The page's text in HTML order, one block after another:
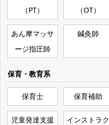
（PT）
（OT）
あん摩マッサ
ージ指圧師
鍼灸師
保育・教育系
保育士 保育補助
児童発達支援 インストラク